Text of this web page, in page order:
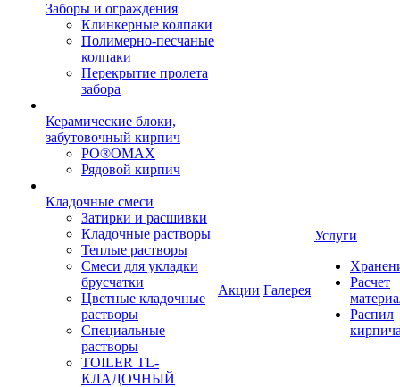
Заборы и ограждения
Клинкерные колпаки
Полимерно-песчаные
колпаки
Перекрытие пролета
забора
Керамические блоки,
забутовочный кирпич
PO®OMAX
Рядовой кирпич
Кладочные смеси
Затирки и расшивки
Кладочные растворы
Теплые растворы
Смеси для укладки
брусчатки
Цветные кладочные
растворы
Специальные
растворы
TOILER TL-
КЛАДОЧНЫЙ
Акции Галерея
Услуги
Расчет
Распил